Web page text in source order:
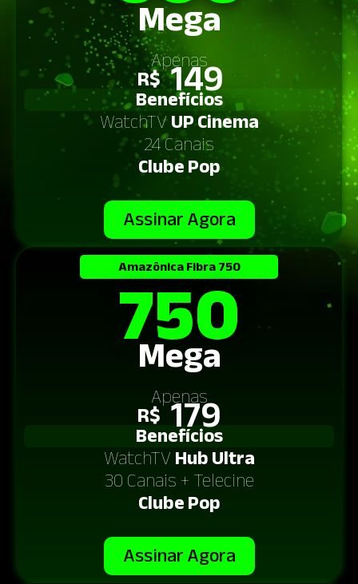
Mega
Apenas
R$ 149
Benefícios
WatchTVUP Cinema
24 Canais
Clube Pop
Assinar Agora
AmazônicaFibra 750
750
Mega
Apenas
R$ 179
Benefícios
WatchTVHub Ultra
30 Canais + Telecine
Clube Pop
Assinar Agora
Selecione 100 Mega para obter um
desconto especial!
Azure
Mensagem